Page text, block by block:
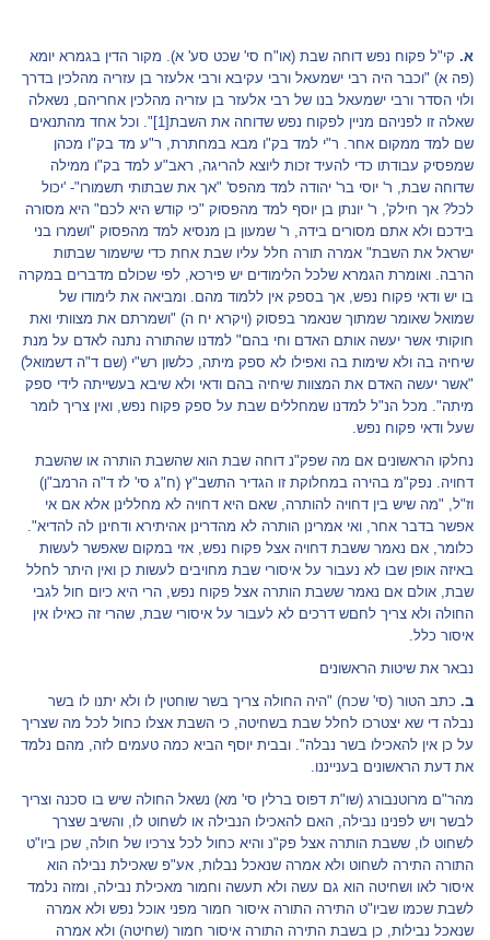
א. קי"ל פקוח נפש דוחה שבת (או"ח סי' שכט סע' א). מקור הדין בגמרא יומא
(פה א) "וכבר היה רבי ישמעאל ורבי עקיבא ורבי אלעזר בן עזריה מהלכין בדרך
ולוי הסדר ורבי ישמעאל בנו של רבי אלעזר בן עזריה מהלכין אחריהם, נשאלה
שאלה זו לפניהם מניין לפקוח נפש שדוחה את השבת[1]
". וכל אחד מהתנאים
שם למד ממקום אחר. ר"י למד בק"ו מבא במחתרת, ר"ע מד בק"ו מכהן
שמפסיק עבודתו כדי להעיד זכות ליוצא להריגה, ראב"ע למד בק"ו ממילה
שדוחה שבת, ר' יוסי בר' יהודה למד מהפס' "אך את שבתותי תשמורו"- 'יכול
לכל? אך חילק', ר' יונתן בן יוסף למד מהפסוק "כי קודש היא לכם" היא מסורה
בידכם ולא אתם מסורים בידה, ר' שמעון בן מנסיא למד מהפסוק "ושמרו בני
ישראל את השבת" אמרה תורה חלל עליו שבת אחת כדי שישמור שבתות
הרבה. ואומרת הגמרא שלכל הלימודים יש פירכא, לפי שכולם מדברים במקרה
בו יש ודאי פקוח נפש, אך בספק אין ללמוד מהם. ומביאה את לימודו של
שמואל שאומר שמתוך שנאמר בפסוק (ויקרא יח ה) "ושמרתם את מצוותי ואת
חוקותי אשר יעשה אותם האדם וחי בהם" למדנו שהתורה נתנה לאדם על מנת
שיחיה בה ולא שימות בה ואפילו לא ספק מיתה, כלשון רש"י (שם ד"ה דשמואל)
"אשר יעשה האדם את המצוות שיחיה בהם ודאי ולא שיבא בעשייתה לידי ספק
מיתה". מכל הנ"ל למדנו שמחללים שבת על ספק פקוח נפש, ואין צריך לומר
שעל ודאי פקוח נפש.
נחלקו הראשונים אם מה שפק"נ דוחה שבת הוא שהשבת הותרה או שהשבת
דחויה. נפק"מ בהירה במחלוקת זו הגדיר התשב"ץ (ח"ג סי' לז ד"ה הרמב"ן)
וז"ל, "מה שיש בין דחויה להותרה, שאם היא דחויה לא מחללינן אלא אם אי
אפשר בדבר אחר, ואי אמרינן הותרה לא מהדרינן אהיתירא ודחינן לה להדיא".
כלומר, אם נאמר ששבת דחויה אצל פקוח נפש, אזי במקום שאפשר לעשות
באיזה אופן שבו לא נעבור על איסורי שבת מחויבים לעשות כן ואין היתר לחלל
שבת, אולם אם נאמר ששבת הותרה אצל פקוח נפש, הרי היא כיום חול לגבי
החולה ולא צריך לחםש דרכים לא לעבור על איסורי שבת, שהרי זה כאילו אין
איסור כלל.
נבאר את שיטות הראשונים
ב. כתב הטור (סי' שכח) "היה החולה צריך בשר שוחטין לו ולא יתנו לו בשר
נבלה די שא יצטרכו לחלל שבת בשחיטה, כי השבת אצלו כחול לכל מה שצריך
על כן אין להאכילו בשר נבלה". ובבית יוסף הביא כמה טעמים לזה, מהם נלמד
את דעת הראשונים בענייננו.
מהר"ם מרוטנבורג (שו"ת דפוס ברלין סי' מא) נשאל החולה שיש בו סכנה וצריך
לבשר ויש לפנינו נבילה, האם להאכילו הנבילה או לשחוט לו, והשיב שצרך
לשחוט לו, ששבת הותרה אצל פק"נ והיא כחול לכל צרכיו של חולה, שכן ביו"ט
התורה התירה לשחוט ולא אמרה שנאכל נבלות, אע"פ שאכילת נבילה הוא
איסור לאו ושחיטה הוא גם עשה ולא תעשה וחמור מאכילת נבילה, ומזה נלמד
לשבת שכמו שביו"ט התירה התורה איסור חמור מפני אוכל נפש ולא אמרה
שנאכל נבילות, כן בשבת התירה התורה איסור חמור (שחיטה) ולא אמרה